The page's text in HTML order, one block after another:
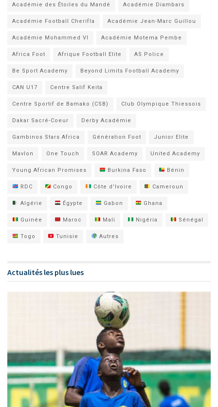
Académie des Étoiles du Mandé Académie Diambars
Académie Football Cherifla Académie Jean-Marc Guillou
Académie Mohammed VI Académie Motema Pembe
Africa Foot Afrique Football Elite AS Police
Be Sport Academy Beyond Limits Football Academy
CAN U17 Centre Salif Keita
Centre Sportif de Bamako (CSB) Club Olympique Thiessois
Dakar Sacré-Coeur Derby Académie
Gambinos Stars Africa Génération Foot Junior Elite
Mavlon One Touch SOAR Academy United Academy
Young African Promises Burkina Faso Bénin
RDC Congo Côte d'Ivoire Cameroun
Algérie Égypte Gabon Ghana
Guinée Maroc Mali Nigéria Sénégal
Togo Tunisie Autres
Actualités les plus lues